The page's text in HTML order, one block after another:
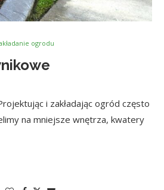
ogrodu
i zakładając ogród często
na mniejsze wnętrza, kwatery